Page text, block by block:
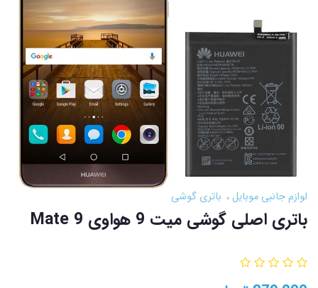
لوازم جانبی موبایل باتری گوشی
باتری اصلی گوشی میت 9 هواوی Mate 9